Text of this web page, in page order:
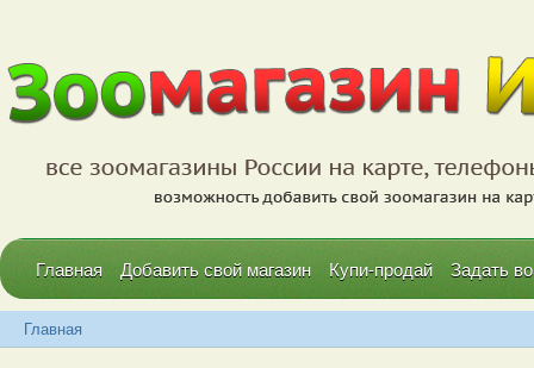
Главная Добавить свой магазин Купи-продай Задать
Главная